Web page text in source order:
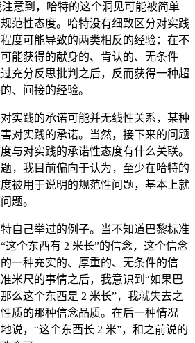
意到，哈特的这个洞见可能被简单
范性态度。哈特没有细致区分对实践
度可能导致的两类相反的经验：在不
能获得的献身的、肯认的、无条件
充分反思批判之后，反而获得一种超
、间接的经验。
实践的承诺可能并无线性关系，某种
对实践的承诺。当然，接下来的问题
与对实践的承诺性态度有什么关联。
，我目前偏向于认为，至少在哈特的
被用于说明的规范性问题，基本上就
题。
自己举过的例子。当不知道巴黎标准
这个东西有 2 米长”的信念，这个信念
一种充实的、厚重的、无条件的信
米尺的事情之后，我意识到“如果巴
么这个东西是 2 米长”，我就失去之
质的那种信念品质。在后一种情况
说，“这个东西长 2 米”，和之前说的